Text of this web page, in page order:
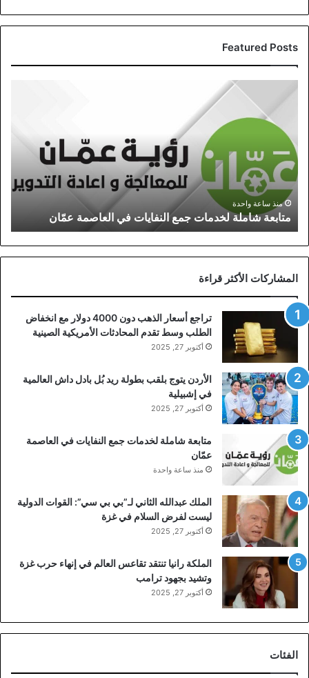
Featured Posts
لخدمات
جمع
النفايات
في
العاصمة
عمّان
منذ ساعة واحدة
متابعة شاملة لخدمات جمع النفايات في العاصمة عمّان
المشاركات الأكثر قراءة
تراجع أسعار الذهب دون 4000 دولار مع انخفاض
الطلب وسط تقدم المحادثات الأمريكية الصينية
أكتوبر 27, 2025
الأردن يتوج بلقب بطولة ريد بُل بادل داش العالمية
في إشبيلية
أكتوبر 27, 2025
متابعة شاملة لخدمات جمع النفايات في العاصمة
عمّان
منذ ساعة واحدة
الملك عبدالله الثاني لـ”بي بي سي”: القوات الدولية
ليست لفرض السلام في غزة
أكتوبر 27, 2025
الملكة رانيا تنتقد تقاعس العالم في إنهاء حرب غزة
وتشيد بجهود ترامب
أكتوبر 27, 2025
الفئات